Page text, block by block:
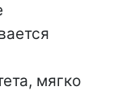
мягко